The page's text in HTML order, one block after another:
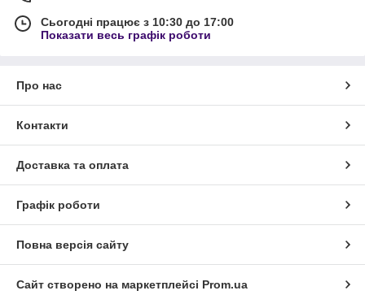
Сьогодні працює з 10:30 до 17:00
Показати весь графік роботи
Про нас
Контакти
Доставка та оплата
Графік роботи
Повна версія сайту
Сайт створено на маркетплейсі Prom.ua